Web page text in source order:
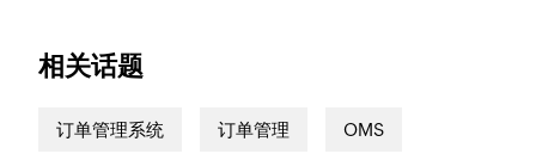
相关话题
订单管理系统 订单管理 OMS